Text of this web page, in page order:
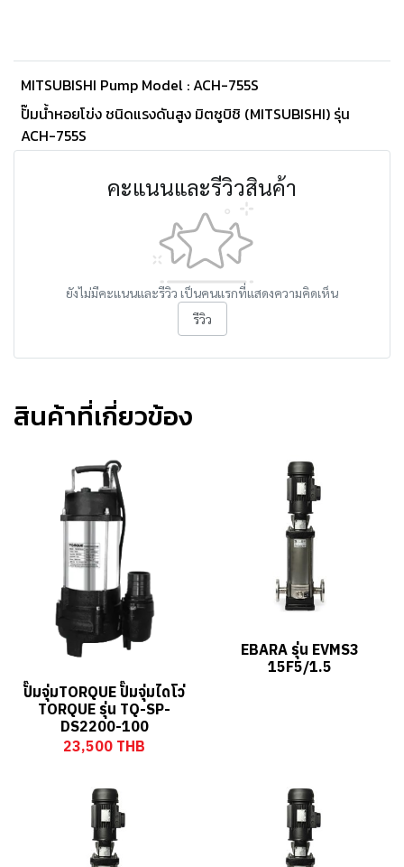
MITSUBISHI Pump Model : ACH-755S
ปั๊มน้ำหอยโข่ง ชนิดแรงดันสูง มิตซูบิชิ (MITSUBISHI) รุ่น
ACH-755S
คะแนนและรีวิวสินค้า
ยังไม่มีคะแนนและรีวิว เป็นคนแรกที่แสดงความคิดเห็น
รีวิว
สินค้าที่เกี่ยวข้อง
ปั๊มจุ่มTORQUE ปั๊มจุ่มไดโว่
TORQUE รุ่น TQ-SP-
DS2200-100
23,500 THB
EBARA รุ่น EVMS3
15F5/1.5